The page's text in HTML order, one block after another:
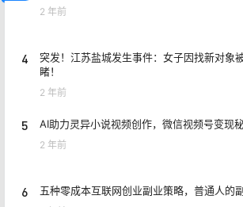
2 年前
4
突发！江苏盐城发生事件：女子因找新对象
睹！
2 年前
5 AI助力灵异小说视频创作，微信视频号变现
2 年前
6 五种零成本互联网创业副业策略，普通人的